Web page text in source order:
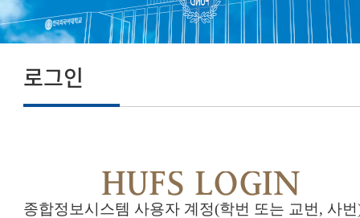
로그인
HUFS LOGIN
종합정보시스템 사용자 계정(학번 또는 교번, 사